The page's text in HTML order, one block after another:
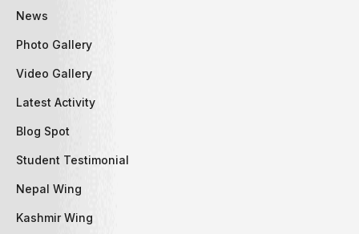
News
Photo Gallery
Video Gallery
Latest Activity
Blog Spot
Student Testimonial
Nepal Wing
Kashmir Wing